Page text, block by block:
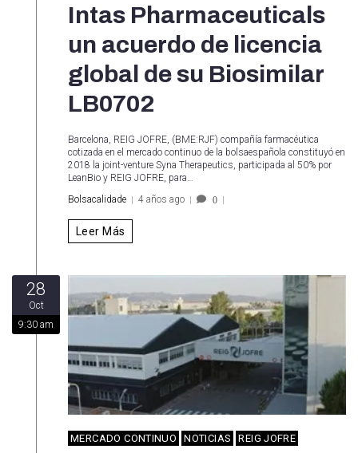
Intas Pharmaceuticals
un acuerdo de licencia
global de su Biosimilar
LB0702
Barcelona, REIG JOFRE, (BME:RJF) compañía farmacéutica
cotizada en el mercado continuo de la bolsaespañola constituyó en
2018 la joint-venture Syna Therapeutics, participada al 50% por
LeanBio y REIG JOFRE, para…
Bolsacalidade
4 años ago 0
Leer Más
28
Oct
9:30 am
MERCADO CONTINUO NOTICIAS REIG JOFRE